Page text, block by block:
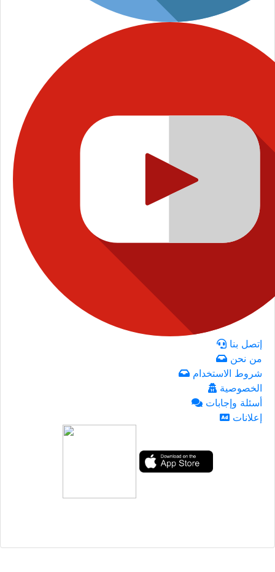
إتصل بنا
من نحن
شروط الاستخدام
الخصوصية
أسئلة وإجابات
إعلانات